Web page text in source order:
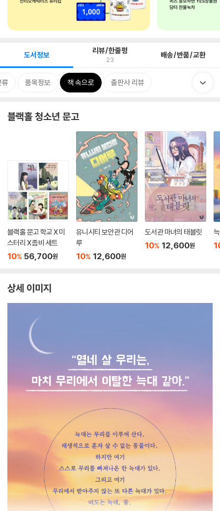
도서정보 리뷰/한줄평
23 배송/반품/교환
류 품목정보 책 속으로 출판사 리뷰
블랙홀 청소년 문고
블랙홀 문고 학교 X 미
스터리 X 좀비 세트
10% 56,700원
유니시티 보안관 디어
루
10% 12,600원
도서관 마녀의 태블릿
10% 12,600원
상세 이미지